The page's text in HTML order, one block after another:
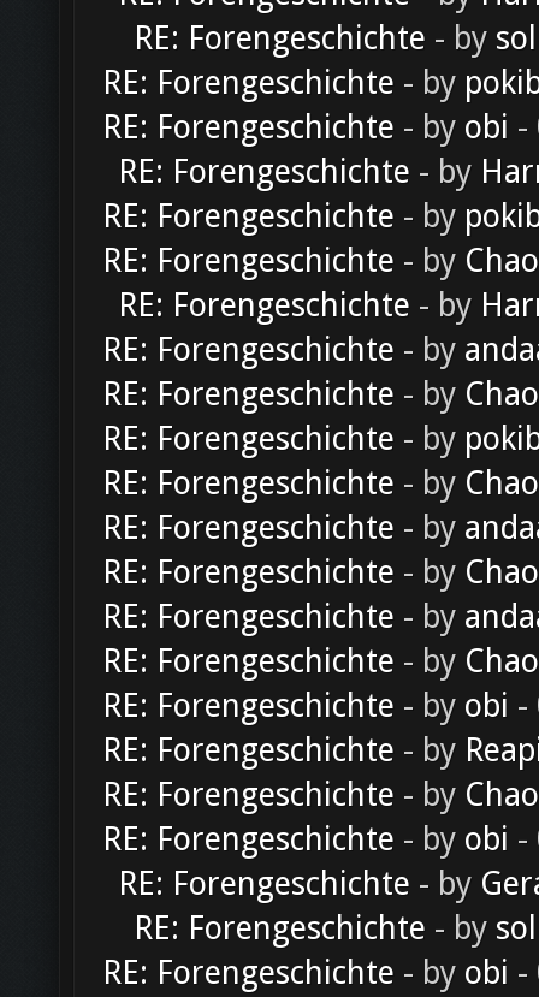
RE: Forengeschichte - by
RE: Forengeschichte - by
RE: Forengeschichte - by obi -
RE: Forengeschichte - by
RE: Forengeschichte - by
RE: Forengeschichte - by
RE: Forengeschichte - by
RE: Forengeschichte - by
RE: Forengeschichte - by
RE: Forengeschichte - by
RE: Forengeschichte - by
RE: Forengeschichte - by
RE: Forengeschichte - by
RE: Forengeschichte - by
RE: Forengeschichte - by
RE: Forengeschichte - by obi -
RE: Forengeschichte - by
RE: Forengeschichte - by
RE: Forengeschichte - by obi -
RE: Forengeschichte - by
RE: Forengeschichte - by
RE: Forengeschichte - by obi -